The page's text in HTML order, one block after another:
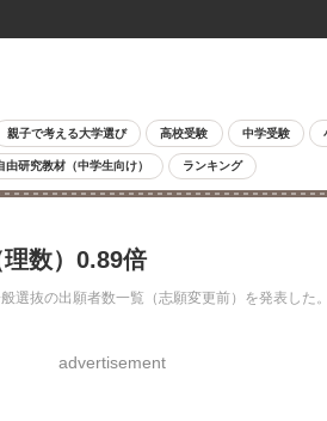
親子で考える大学選び 高校受験 中学受験
由研究教材（中学生向け） ランキング
数）0.89倍
抜の出願者数一覧（志願変更前）を発表し
advertisement